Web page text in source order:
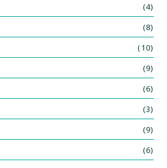
(4)
(8)
(10)
(9)
(6)
(3)
(9)
(6)